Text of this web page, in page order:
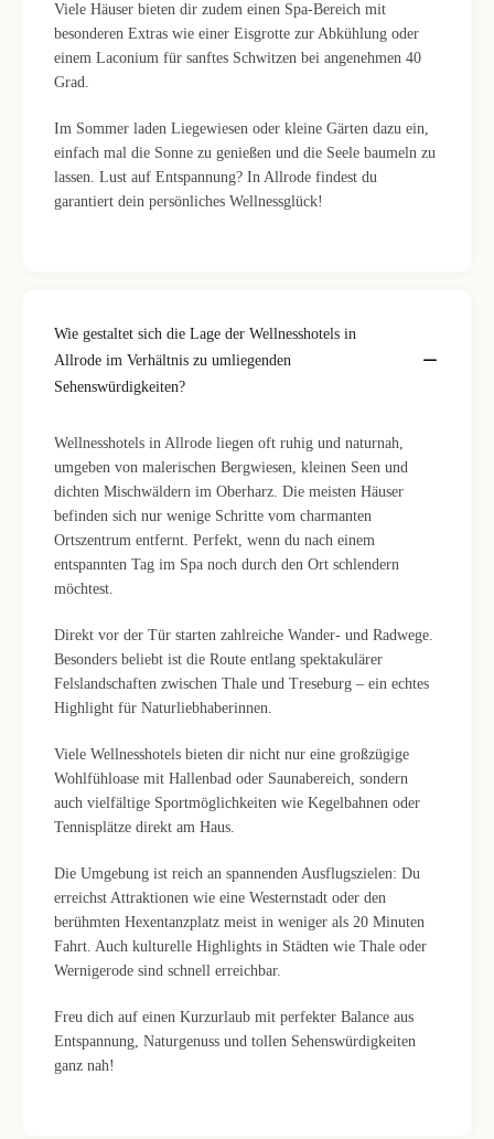
Viele Häuser bieten dir zudem einen Spa-Bereich mit
besonderen Extras wie einer Eisgrotte zur Abkühlung oder
einem Laconium für sanftes Schwitzen bei angenehmen 40
Grad.
Im Sommer laden Liegewiesen oder kleine Gärten dazu ein,
einfach mal die Sonne zu genießen und die Seele baumeln zu
lassen. Lust auf Entspannung? In Allrode findest du
garantiert dein persönliches Wellnessglück!
Wie gestaltet sich die Lage der Wellnesshotels in
Allrode im Verhältnis zu umliegenden
Sehenswürdigkeiten?
Wellnesshotels in Allrode liegen oft ruhig und naturnah,
umgeben von malerischen Bergwiesen, kleinen Seen und
dichten Mischwäldern im Oberharz. Die meisten Häuser
befinden sich nur wenige Schritte vom charmanten
Ortszentrum entfernt. Perfekt, wenn du nach einem
entspannten Tag im Spa noch durch den Ort schlendern
möchtest.
Direkt vor der Tür starten zahlreiche Wander- und Radwege.
Besonders beliebt ist die Route entlang spektakulärer
Felslandschaften zwischen Thale und Treseburg – ein echtes
Highlight für Naturliebhaberinnen.
Viele Wellnesshotels bieten dir nicht nur eine großzügige
Wohlfühloase mit Hallenbad oder Saunabereich, sondern
auch vielfältige Sportmöglichkeiten wie Kegelbahnen oder
Tennisplätze direkt am Haus.
Die Umgebung ist reich an spannenden Ausflugszielen: Du
erreichst Attraktionen wie eine Westernstadt oder den
berühmten Hexentanzplatz meist in weniger als 20 Minuten
Fahrt. Auch kulturelle Highlights in Städten wie Thale oder
Wernigerode sind schnell erreichbar.
Freu dich auf einen Kurzurlaub mit perfekter Balance aus
Entspannung, Naturgenuss und tollen Sehenswürdigkeiten
ganz nah!